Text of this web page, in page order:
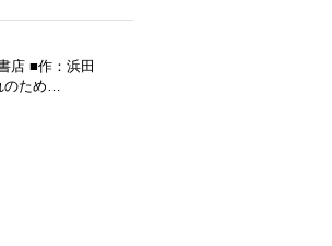
店 ■作：浜田
のため…